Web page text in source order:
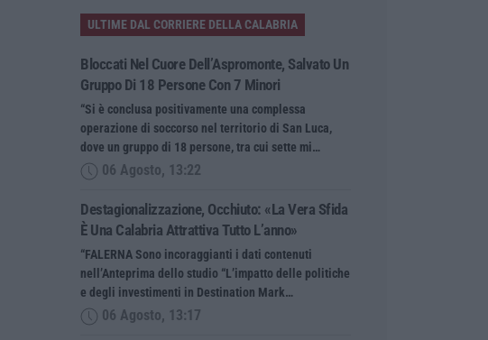
ULTIME DAL CORRIERE DELLA CALABRIA
Bloccati Nel Cuore Dell’Aspromonte, Salvato Un
Gruppo Di 18 Persone Con 7 Minori
“Si è conclusa positivamente una complessa
operazione di soccorso nel territorio di San Luca,
dove un gruppo di 18 persone, tra cui sette mi…
06 Agosto, 13:22
Destagionalizzazione, Occhiuto: «La Vera Sfida
È Una Calabria Attrattiva Tutto L’anno»
“FALERNA Sono incoraggianti i dati contenuti
nell’Anteprima dello studio “L’impatto delle politiche
e degli investimenti in Destination Mark…
06 Agosto, 13:17